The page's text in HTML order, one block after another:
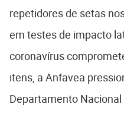
repetidores de setas
em testes de impacto
coronavírus
itens, a Anfavea
Departamento